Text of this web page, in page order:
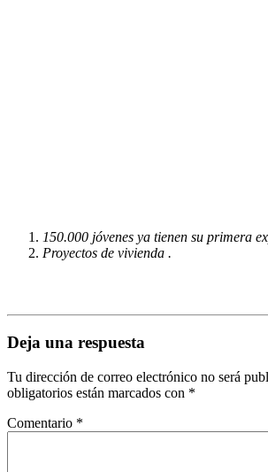
150.000 jóvenes ya tienen su primera
Proyectos de vivienda .
Deja una respuesta
Tu dirección de correo electrónico no será
obligatorios están marcados con *
Comentario *